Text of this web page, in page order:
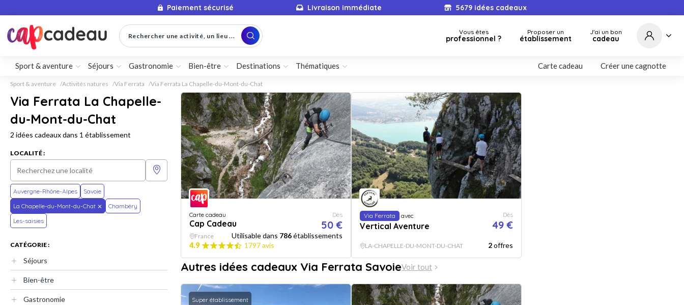
Paiement sécurisé Livraison immédiate 5679 idées cadeaux
Rechercher une activité, un lieu ... Vous êtes
professionnel ?
Proposer un
établissement
J'ai un bon
cadeau
Sport & aventure Séjours Gastronomie Bien-être Destinations Thématiques Carte cadeau Créer une cagnotte
Sport & aventure Activités natures Via Ferrata Via Ferrata La Chapelle-du-Mont-du-Chat
Via Ferrata La Chapelle-
du-Mont-du-Chat
2 idées cadeaux dans 1 établissement
LOCALITÉ :
Auvergne-Rhône-Alpes
Savoie
La Chapelle-du-Mont-du-Chat
Chambéry
Les-saisies
CATÉGORIE :
Séjours
Bien-être
Gastronomie
Carte cadeau
Cap Cadeau
Dès
50 €
France Utilisable dans 786établissements
4.9
1797 avis
Via Ferrata avec
Vertical Aventure
Dès
49 €
LA-CHAPELLE-DU-MONT-DU-CHAT 2offres
Autres idées cadeaux Via Ferrata SavoieVoir tout
Super établissement